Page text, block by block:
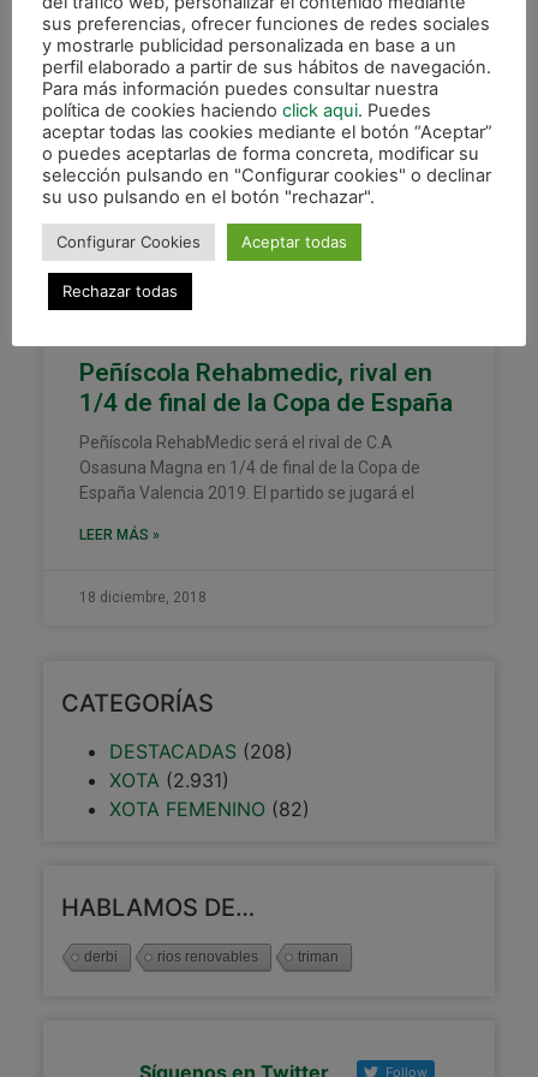
18 diciembre, 2018
XOTA
Peñíscola Rehabmedic, rival en
1/4 de final de la Copa de España
Peñíscola RehabMedic será el rival de C.A
Osasuna Magna en 1/4 de final de la Copa de
España Valencia 2019. El partido se jugará el
LEER MÁS »
18 diciembre, 2018
CATEGORÍAS
DESTACADAS (208)
XOTA(2.931)
XOTA FEMENINO (82)
HABLAMOS DE…
derbi rios renovables triman
Follow
sus preferencias, ofrecer funciones de redes sociales
y mostrarle publicidad personalizada en base a un
perfil elaborado a partir de sus hábitos de navegación.
Para más información puedes consultar nuestra
política de cookies haciendo click aqui. Puedes
aceptar todas las cookies mediante el botón “Aceptar”
o puedes aceptarlas de forma concreta, modificar su
selección pulsando en "Configurar cookies" o declinar
su uso pulsando en el botón "rechazar".
Configurar Cookies Aceptar todas
Rechazar todas